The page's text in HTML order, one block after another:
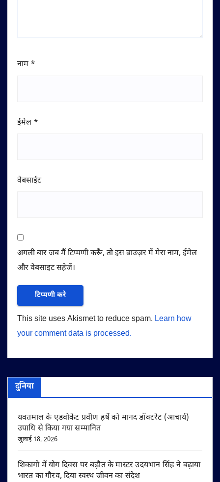
नाम *
ईमेल *
वेबसाईट
अगली बार जब मैं टिप्पणी करूँ, तो इस ब्राउज़र में मेरा नाम, ईमेल
और वेबसाइट सहेजें।
This site uses Akismet to reduce spam. Learn how
your comment data is processed.
दुनिया
यवतमाल के एडवोकेट प्रवीण हर्षे को मानद डॉक्टरेट (आचार्य)
उपाधि से किया गया सम्मानित
जुलाई 18, 2026
शिकागो में योग दिवस पर बड़ौत के मास्टर उदयभान सिंह ने बढ़ाया
भारत का गौरव, दिया स्वस्थ जीवन का संदेश